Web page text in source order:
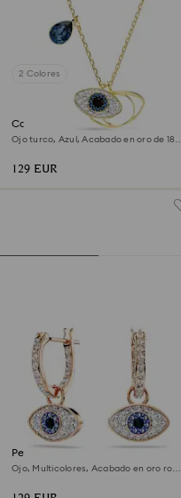
2 Colores
Colgante Symbolica
Ojo turco, Azul, Acabado en oro de 18
129 EUR
Pendientes Symbolica
Ojo, Multicolores, Acabado en oro rosa